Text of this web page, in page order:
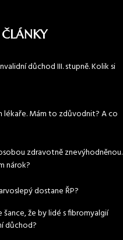
ČLÁNKY
důchod III. stupně. Kolik si
lékaře. Mám to zdůvodnit? A co
zdravotně znevýhodněnou.
nárok?
dostane ŘP?
šance, že by lidé s fibromyalgií
důchod?